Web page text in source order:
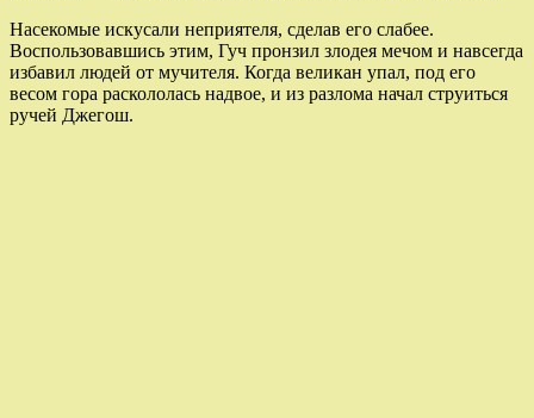
Насекомые искусали неприятеля, сделав его слабее.
Воспользовавшись этим, Гуч пронзил злодея мечом и навсегда
избавил людей от мучителя. Когда великан упал, под его
весом гора раскололась надвое, и из разлома начал струиться
ручей Джегош.